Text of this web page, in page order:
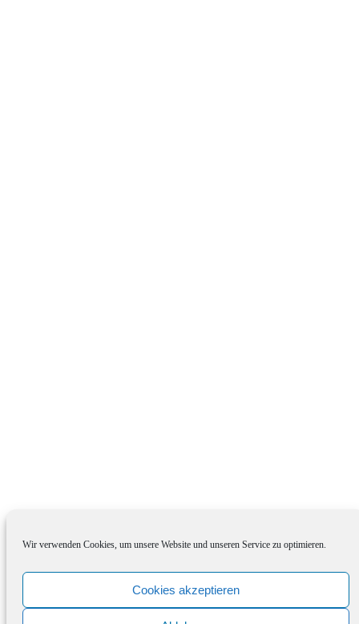
Wir verwenden Cookies, um unsere Website und unseren Service zu optimieren.
Cookies akzeptieren
Datenschutzerklärung-Impressum-Cookie-Richtlinie (EU)
Bold Photography byCatch Themes
Up